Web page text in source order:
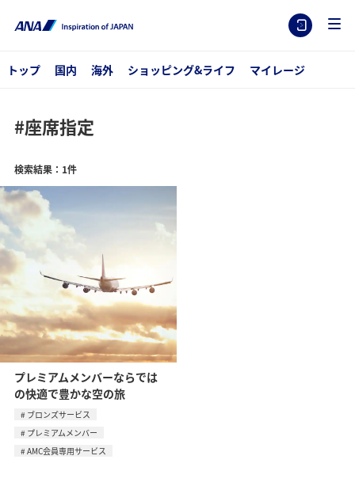
トップ 国内 海外 ショッピング&ライフ マイレージ
#座席指定
検索結果：1件
プレミアムメンバーならでは
の快適で豊かな空の旅
ブロンズサービス
プレミアムメンバー
AMC会員専用サービス